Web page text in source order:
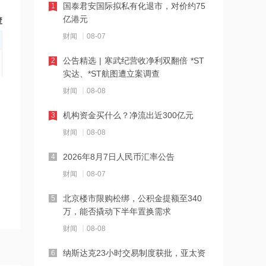
16:27
千亿级私募基金巨头景林资产清仓英伟
16:23
中国黄金溯源金条可扫码回购 无需熔毁
16:22
宇树科技举行科创板IPO网上路演，发
行价150.80元/股
16:22
税务总局：对境外保险收益征税并非新
国泰君安国际拟私有化退市，对价约75
亿港元
财闻 08-07
1
公告精选 | 寒武纪营收净利双翻倍 *ST
实达、*ST航图遭立案调查
财闻 08-08
2
机构资金买什么？净流出近300亿元
财闻 08-08
3
2026年8月7日人民币汇率公告
财闻 08-07
4
北京楼市限购松绑，公积金提额至340
万，能否撬动下半年置换需求
财闻 08-08
5
纳斯达克23小时交易制度获批，亚太资
6